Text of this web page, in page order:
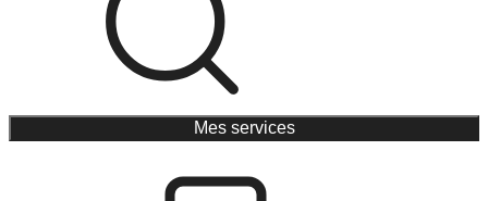
Mes services